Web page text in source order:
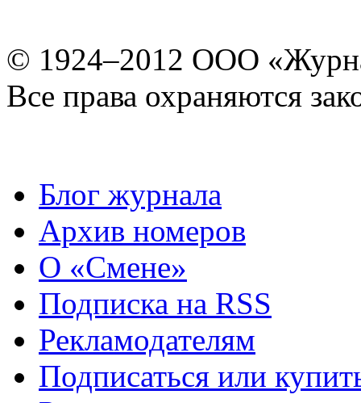
© 1924–2012 ООО
Все права охраняются
Блог журнала
Архив номеров
О «Смене»
Подписка на RSS
Рекламодателям
Подписаться или